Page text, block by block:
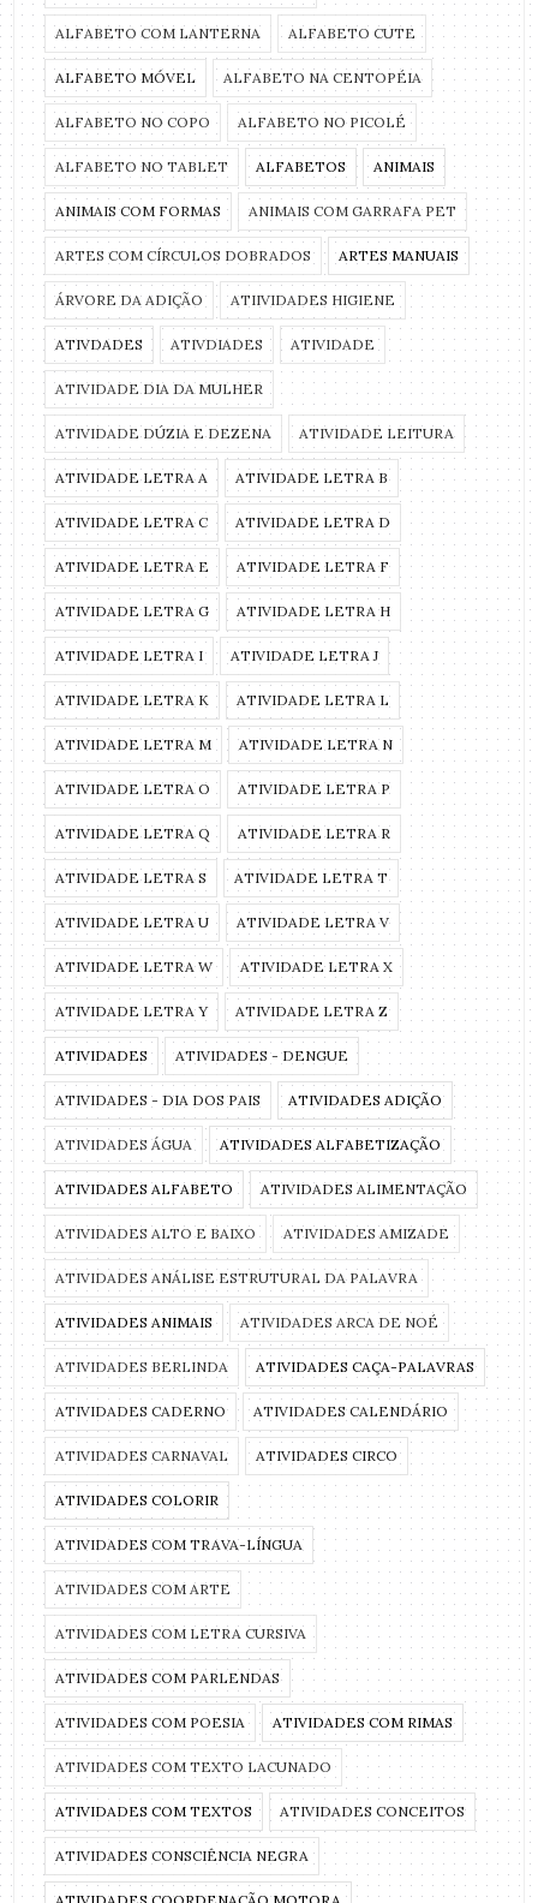
ALFABETO COM LANTERNA ALFABETO CUTE
ALFABETO MÓVEL ALFABETO NA CENTOPÉIA
ALFABETO NO COPO ALFABETO NO PICOLÉ
ALFABETO NO TABLET ALFABETOS ANIMAIS
ANIMAIS COM FORMAS ANIMAIS COM GARRAFA PET
ARTES COM CÍRCULOS DOBRADOS ARTES MANUAIS
ÁRVORE DA ADIÇÃO ATIIVIDADES HIGIENE
ATIVDADES ATIVDIADES ATIVIDADE
ATIVIDADE DIA DA MULHER
ATIVIDADE DÚZIA E DEZENA ATIVIDADE LEITURA
ATIVIDADE LETRA A ATIVIDADE LETRA B
ATIVIDADE LETRA C ATIVIDADE LETRA D
ATIVIDADE LETRA E ATIVIDADE LETRA F
ATIVIDADE LETRA G ATIVIDADE LETRA H
ATIVIDADE LETRA I ATIVIDADE LETRA J
ATIVIDADE LETRA K ATIVIDADE LETRA L
ATIVIDADE LETRA M ATIVIDADE LETRA N
ATIVIDADE LETRA O ATIVIDADE LETRA P
ATIVIDADE LETRA Q ATIVIDADE LETRA R
ATIVIDADE LETRA S ATIVIDADE LETRA T
ATIVIDADE LETRA U ATIVIDADE LETRA V
ATIVIDADE LETRA W ATIVIDADE LETRA X
ATIVIDADE LETRA Y ATIVIDADE LETRA Z
ATIVIDADES ATIVIDADES - DENGUE
ATIVIDADES - DIA DOS PAIS ATIVIDADES ADIÇÃO
ATIVIDADES ÁGUA ATIVIDADES ALFABETIZAÇÃO
ATIVIDADES ALFABETO ATIVIDADES ALIMENTAÇÃO
ATIVIDADES ALTO E BAIXO ATIVIDADES AMIZADE
ATIVIDADES ANÁLISE ESTRUTURAL DA PALAVRA
ATIVIDADES ANIMAIS ATIVIDADES ARCA DE NOÉ
ATIVIDADES BERLINDA ATIVIDADES CAÇA-PALAVRAS
ATIVIDADES CADERNO ATIVIDADES CALENDÁRIO
ATIVIDADES CARNAVAL ATIVIDADES CIRCO
ATIVIDADES COLORIR
ATIVIDADES COM TRAVA-LÍNGUA
ATIVIDADES COM ARTE
ATIVIDADES COM LETRA CURSIVA
ATIVIDADES COM PARLENDAS
ATIVIDADES COM POESIA ATIVIDADES COM RIMAS
ATIVIDADES COM TEXTO LACUNADO
ATIVIDADES COM TEXTOS ATIVIDADES CONCEITOS
ATIVIDADES CONSCIÊNCIA NEGRA